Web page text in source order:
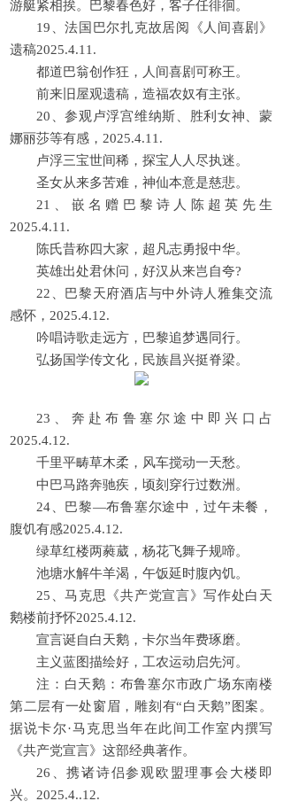
游艇紧相挨。巴黎春色好，客子任徘徊。
19、法国巴尔扎克故居阅《人间喜剧》
遗稿2025.4.11.
都道巴翁创作狂，人间喜剧可称王。
前来旧屋观遗稿，造福农奴有主张。
20、参观卢浮宫维纳斯、胜利女神、蒙
娜丽莎等有感，2025.4.11.
卢浮三宝世间稀，探宝人人尽执迷。
圣女从来多苦难，神仙本意是慈悲。
21、嵌名赠巴黎诗人陈超英先生
2025.4.11.
陈氏昔称四大家，超凡志勇报中华。
英雄出处君休问，好汉从来岂自夸?
22、巴黎天府酒店与中外诗人雅集交流
感怀，2025.4.12.
吟唱诗歌走远方，巴黎追梦遇同行。
弘扬国学传文化，民族昌兴挺脊梁。
23、奔赴布鲁塞尔途中即兴口占
2025.4.12.
千里平畴草木柔，风车搅动一天愁。
中巴马路奔驰疾，顷刻穿行过数洲。
24、巴黎—布鲁塞尔途中，过午未餐，
腹饥有感2025.4.12.
绿草红楼两蕤葳，杨花飞舞子规啼。
池塘水解牛羊渴，午饭延时腹內饥。
25、马克思《共产党宣言》写作处白天
鹅楼前抒怀2025.4.12.
宣言诞自白天鹅，卡尔当年费琢磨。
主义蓝图描绘好，工农运动启先河。
注：白天鹅：布鲁塞尔市政广场东南楼
第二层有一处窗眉，雕刻有“白天鹅”图案。
据说卡尔·马克思当年在此间工作室内撰写
《共产党宣言》这部经典著作。
26、携诸诗侣参观欧盟理事会大楼即
兴。2025.4..12.